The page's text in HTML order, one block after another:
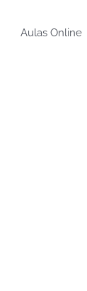
Aulas Online